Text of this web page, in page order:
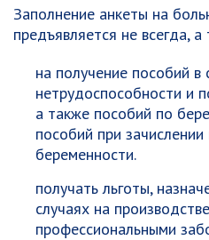
Заполнение анкеты на
предъявляется не всегда,
на получение пособий в
нетрудоспособности и
а также пособий по
пособий при
беременности.
получать льготы,
случаях на
профессиональными